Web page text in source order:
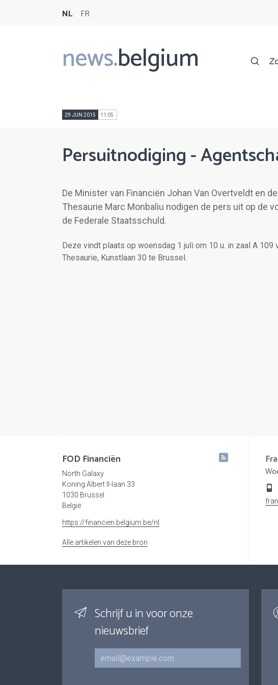
NL FR
news.belgium
Main
navigation
29 JUN 2015 11:05
Persuitnodiging -
De Minister van Financiën Johan Van Overtveldt en
Thesaurie Marc Monbaliu nodigen de pers uit op de
de Federale Staatsschuld.
Deze vindt plaats op woensdag 1 juli om 10 u. in zaal A
Thesaurie, Kunstlaan 30 te Brussel.
FOD Financiën
North Galaxy
Koning Albert II-laan 33
1030 Brussel
België
https://financien.belgium.be/nl
Alle artikelen van deze bron
Schrijf u in voor onze
nieuwsbrief
E-mail